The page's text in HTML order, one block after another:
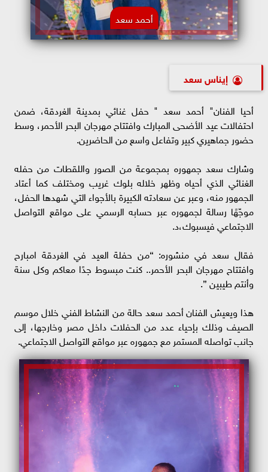
أحمد سعد
إيناس سعد
أحيا الفنان" أحمد سعد " حفل غنائي بمدينة الغردقة، ضمن
احتفالات عيد الأضحى المبارك وافتتاح مهرجان البحر الأحمر، وسط
حضور جماهيري كبير وتفاعل واسع من الحاضرين.
وشارك سعد جمهوره بمجموعة من الصور واللقطات من حفله
الغنائي الذي أحياه وظهر خلاله بلوك غريب ومختلف كما أعتاد
الجمهور منه، وعبر عن سعادته الكبيرة بالأجواء التي شهدها الحفل،
موجّهًا رسالة لجمهوره عبر حسابه الرسمي على مواقع التواصل
الاجتماعي فيسبوك،د.
فقال سعد في منشوره: “من حفلة العيد في الغردقة امبارح
وافتتاح مهرجان البحر الأحمر.. كنت مبسوط جدًا معاكم وكل سنة
وأنتم طيبين ”.
هذا ويعيش الفنان أحمد سعد حالة من النشاط الفني خلال موسم
الصيف وذلك بإحياء عدد من الحفلات داخل مصر وخارجها، إلى
جانب تواصله المستمر مع جمهوره عبر مواقع التواصل الاجتماعي.